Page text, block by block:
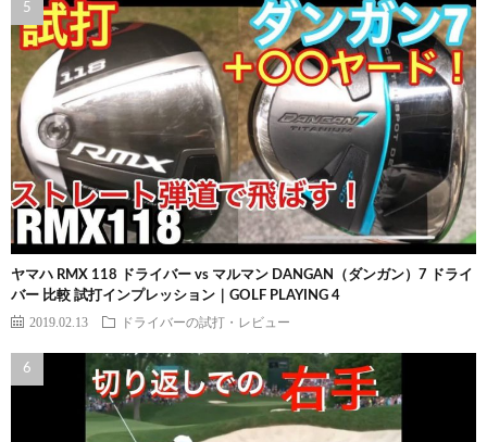
ヤマハ RMX 118 ドライバー vs マルマン DANGAN（ダンガン）7 ドライ
バー 比較 試打インプレッション｜GOLF PLAYING 4
2019.02.13 ドライバーの試打・レビュー